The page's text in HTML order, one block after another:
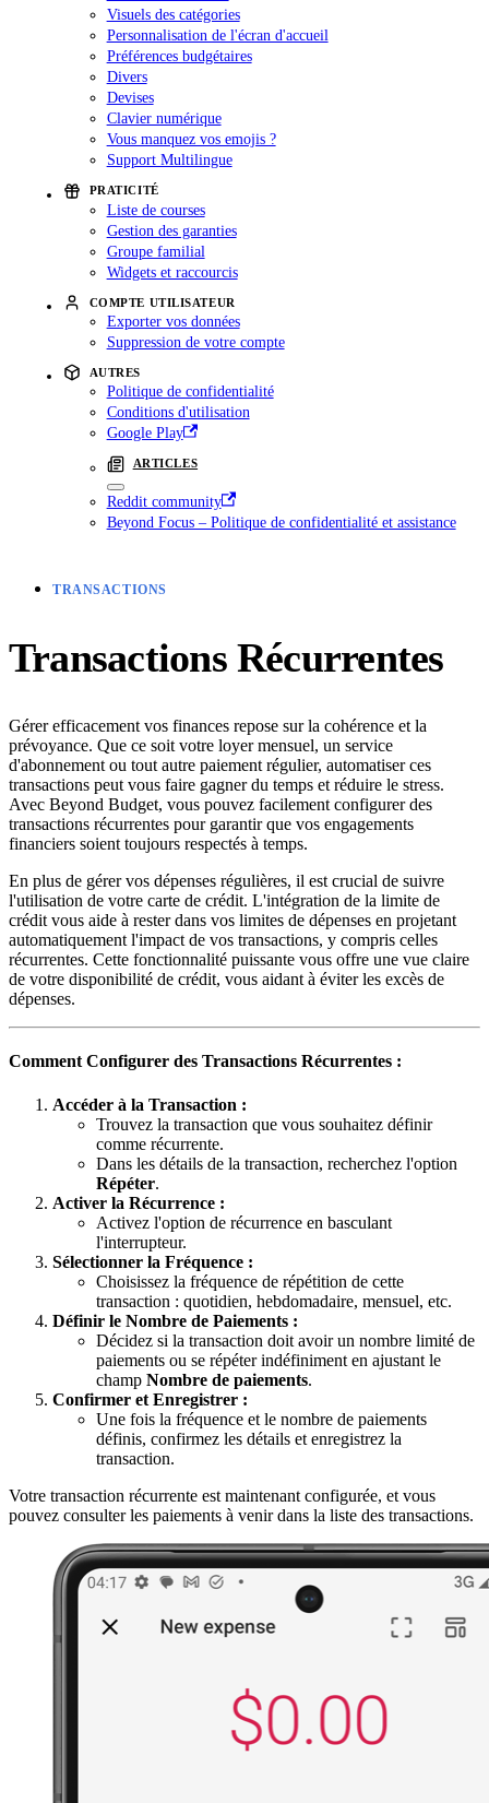
Visuels des catégories
Personnalisation de l'écran d'accueil
Préférences budgétaires
Divers
Devises
Clavier numérique
Vous manquez vos emojis ?
Support Multilingue
PRATICITÉ
Liste de courses
Gestion des garanties
Groupe familial
Widgets et raccourcis
COMPTE UTILISATEUR
Exporter vos données
Suppression de votre compte
AUTRES
Politique de confidentialité
Conditions d'utilisation
Google Play
ARTICLES
Reddit community
Beyond Focus – Politique de confidentialité et assistance
TRANSACTIONS
Transactions Récurrentes
Gérer efficacement vos finances repose sur la cohérence et la
prévoyance. Que ce soit votre loyer mensuel, un service
d'abonnement ou tout autre paiement régulier, automatiser ces
transactions peut vous faire gagner du temps et réduire le stress.
Avec Beyond Budget, vous pouvez facilement configurer des
transactions récurrentes pour garantir que vos engagements
financiers soient toujours respectés à temps.
En plus de gérer vos dépenses régulières, il est crucial de suivre
l'utilisation de votre carte de crédit. L'intégration de la limite de
crédit vous aide à rester dans vos limites de dépenses en projetant
automatiquement l'impact de vos transactions, y compris celles
récurrentes. Cette fonctionnalité puissante vous offre une vue claire
de votre disponibilité de crédit, vous aidant à éviter les excès de
dépenses.
Comment Configurer des Transactions Récurrentes :
Accéder à la Transaction :
Trouvez la transaction que vous souhaitez définir
comme récurrente.
Dans les détails de la transaction, recherchez l'option
Répéter.
Activer la Récurrence :
Activez l'option de récurrence en basculant
l'interrupteur.
Sélectionner la Fréquence :
Choisissez la fréquence de répétition de cette
transaction : quotidien, hebdomadaire, mensuel, etc.
Définir le Nombre de Paiements :
Décidez si la transaction doit avoir un nombre limité de
paiements ou se répéter indéfiniment en ajustant le
champ Nombre de paiements.
Confirmer et Enregistrer :
Une fois la fréquence et le nombre de paiements
définis, confirmez les détails et enregistrez la
transaction.
Votre transaction récurrente est maintenant configurée, et vous
pouvez consulter les paiements à venir dans la liste des transactions.